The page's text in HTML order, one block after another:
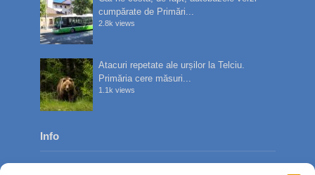
cumpărate de Primări...
2.8k views
Atacuri repetate ale urșilor la Telciu.
Primăria cere măsuri...
1.1k views
Info